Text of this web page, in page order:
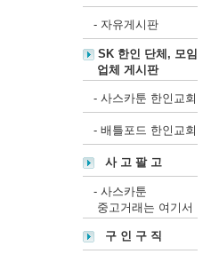
- 자유게시판
SK 한인 단체, 모임
업체 게시판
-사스카툰 한인교회
-배틀포드 한인교회
사 고 팔 고
-사스카툰
중고거래는 여기서
구 인 구 직